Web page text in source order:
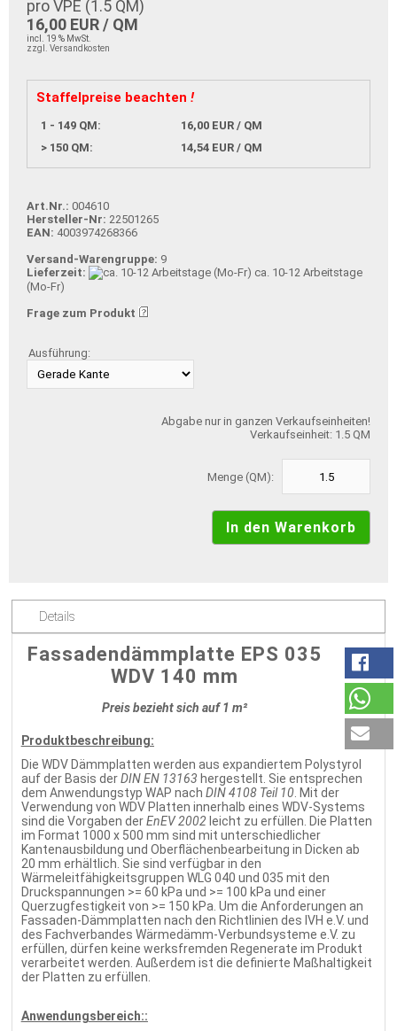
pro VPE (1.5 QM)
16,00 EUR / QM
incl. 19 % MwSt.
zzgl. Versandkosten
Staffelpreise beachten !
1 - 149 QM:
16,00 EUR / QM
> 150 QM:
14,54 EUR / QM
Art.Nr.: 004610
Hersteller-Nr: 22501265
EAN: 4003974268366
Versand-Warengruppe: 9
Lieferzeit:
ca. 10-12 Arbeitstage
(Mo-Fr)
Frage zum Produkt
Ausführung:
Abgabe nur in ganzen Verkaufseinheiten!
Verkaufseinheit: 1.5 QM
Menge (QM):
Details
Fassadendämmplatte EPS 035
WDV 140 mm
Preis bezieht sich auf 1 m²
Produktbeschreibung:
Die WDV Dämmplatten werden aus expandiertem Polystyrol
auf der Basis derDIN EN 13163 hergestellt. Sie entsprechen
dem Anwendungstyp WAP nach DIN 4108 Teil 10. Mit der
Verwendung von WDV Platten innerhalb eines WDV-Systems
sind die Vorgaben derEnEV 2002 leicht zu erfüllen. Die Platten
im Format 1000 x 500 mm sind mit unterschiedlicher
Kantenausbildung und Oberflächenbearbeitung in Dicken ab
20 mm erhältlich. Sie sind verfügbar in den
Wärmeleitfähigkeitsgruppen WLG 040 und 035 mit den
Druckspannungen >= 60 kPa und >= 100 kPa und einer
Querzugfestigkeit von >= 150 kPa. Um die Anforderungen an
Fassaden-Dämmplatten nach den Richtlinien des IVH e.V. und
des Fachverbandes Wärmedämm-Verbundsysteme e.V. zu
erfüllen, dürfen keine werksfremden Regenerate im Produkt
verarbeitet werden. Außerdem ist die definierte Maßhaltigkeit
der Platten zu erfüllen.
Anwendungsbereich::